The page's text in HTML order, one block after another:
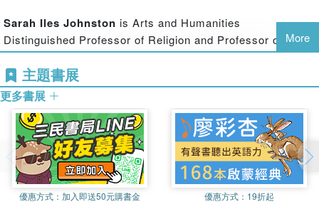
outline of the myths concerning the origins of humanity
and of the sacred texts that the Greeks ascribed to
Orpheus. Related ancient texts are also appended in
English translations. Providing the first book-length edition
and discussion of these enigmatic texts in English, and
their first English translation, this book is essential to the
study of ancient Greek religion.
Sarah Iles Johnston is Arts and Humanities
Distinguished Professor of Religion and Professor of
Classics at The Ohio State University.
More
主題書展
更多書展
優惠方式： 加入即送50元購書金 優惠方式： 19折起